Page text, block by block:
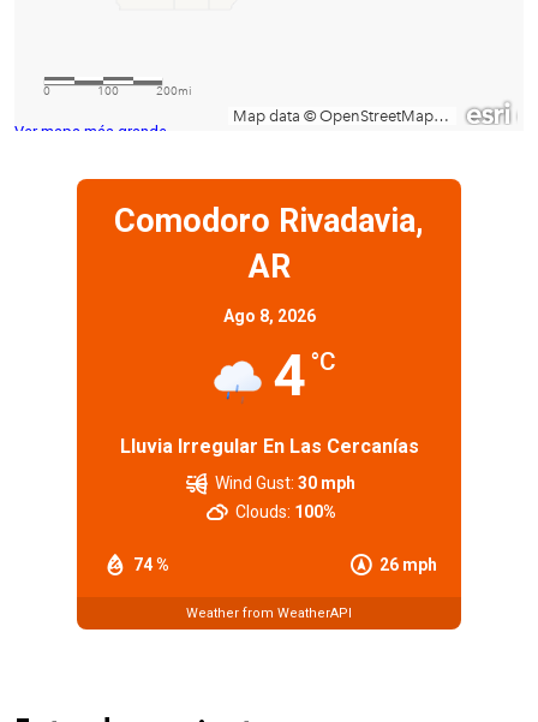
Ver mapa más grande
Comodoro Rivadavia,
AR
Ago 8, 2026
4 °C
Lluvia Irregular En Las Cercanías
74 % 26 mph
Wind Gust: 30 mph
Clouds: 100%
Weather from WeatherAPI